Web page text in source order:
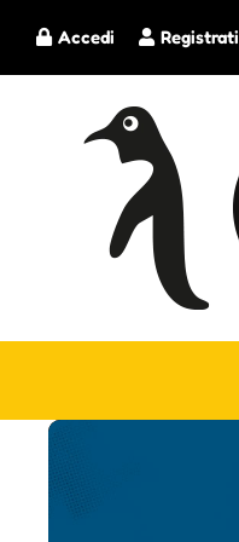
Registrati
Accedi